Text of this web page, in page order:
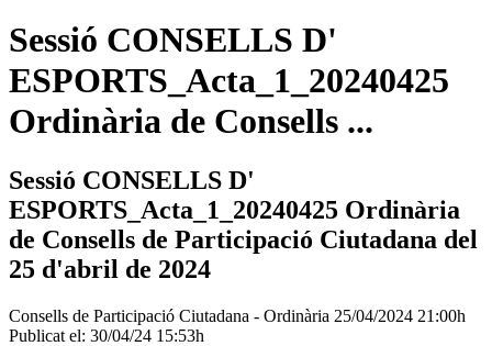
Sessió CONSELLS D'
ESPORTS_Acta_1_20240425
Ordinària de Consells ...
Sessió CONSELLS D'
ESPORTS_Acta_1_20240425 Ordinària
de Consells de Participació Ciutadana del
25 d'abril de 2024
Consells de Participació Ciutadana - Ordinària 25/04/2024 21:00h
Publicat el: 30/04/24 15:53h